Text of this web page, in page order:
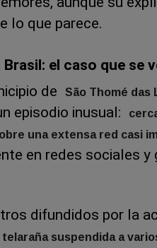
lo que parece.
Brasil: el caso que se
de
São Thomé das
episodio inusual:
una extensa red casi
en redes sociales y
difundidos por la
telaraña suspendida a